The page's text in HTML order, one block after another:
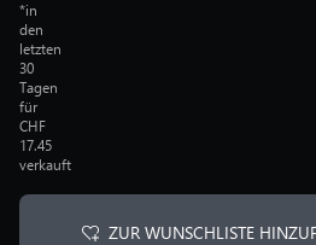
*in
den
letzten
30
Tagen
für
CHF
17.45
verkauft
ZUR WUNSCHLISTE